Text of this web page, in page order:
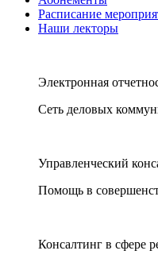
Расписание
Наши лекторы
Электронная
Сеть деловых
Управленческий
Помощь в
Консалтинг в сфере